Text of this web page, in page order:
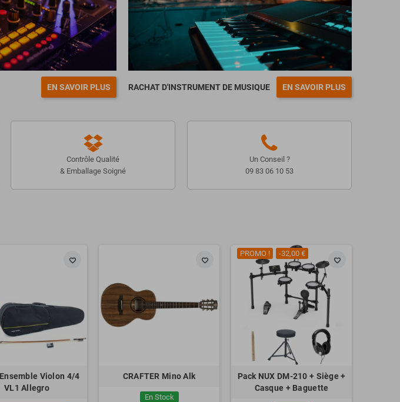
EN SAVOIR PLUS RACHAT D'INSTRUMENT DE MUSIQUE EN SAVOIR PLUS
Contrôle Qualité
& Emballage Soigné
Un Conseil ?
09 83 06 10 53
favorite_border
Ensemble Violon 4/4
VL1 Allegro
favorite_border
CRAFTER Mino Alk
En Stock
favorite_border
PROMO ! -32,00 €
Pack NUX DM-210 + Siège +
Casque + Baguette